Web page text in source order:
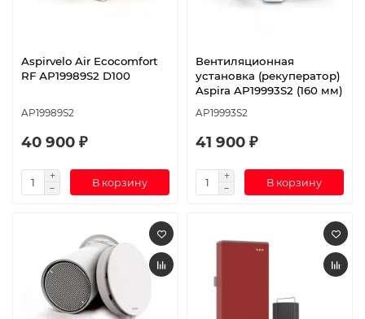
Aspirvelo Air Ecocomfort
RF АР19989S2 D100
AP19989S2
40 900 ₽
В корзину
Вентиляционная
установка (рекуператор)
Aspira AP19993S2 (160 мм)
AP19993S2
41 900 ₽
В корзину